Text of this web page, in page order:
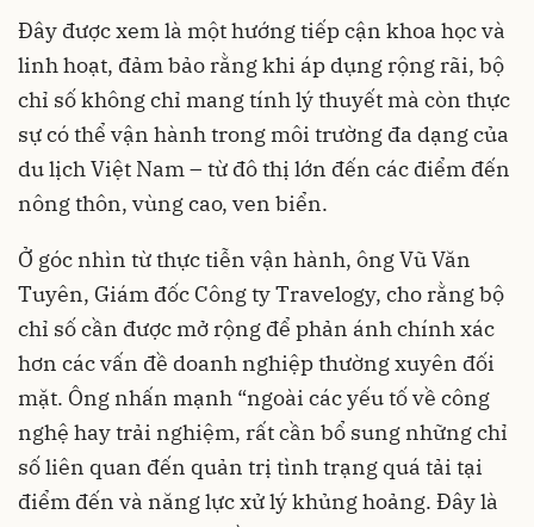
Đây được xem là một hướng tiếp cận khoa học và
linh hoạt, đảm bảo rằng khi áp dụng rộng rãi, bộ
chỉ số không chỉ mang tính lý thuyết mà còn thực
sự có thể vận hành trong môi trường đa dạng của
du lịch Việt Nam – từ đô thị lớn đến các điểm đến
nông thôn, vùng cao, ven biển.
Ở góc nhìn từ thực tiễn vận hành, ông Vũ Văn
Tuyên, Giám đốc Công ty Travelogy, cho rằng bộ
chỉ số cần được mở rộng để phản ánh chính xác
hơn các vấn đề doanh nghiệp thường xuyên đối
mặt. Ông nhấn mạnh “ngoài các yếu tố về công
nghệ hay trải nghiệm, rất cần bổ sung những chỉ
số liên quan đến quản trị tình trạng quá tải tại
điểm đến và năng lực xử lý khủng hoảng. Đây là